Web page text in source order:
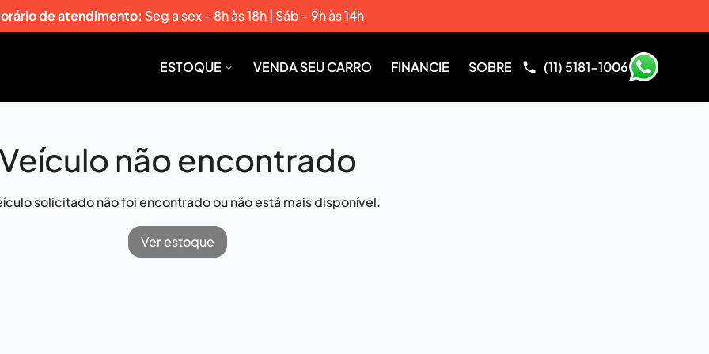
de atendimento: Seg a sex - 8h às 18h | Sáb - 9h às 14h
ESTOQUE VENDA SEU CARRO FINANCIE SOBRE (11) 5181-1006
não encontrado
solicitado não foi encontrado ou não está mais disponível.
Ver estoque